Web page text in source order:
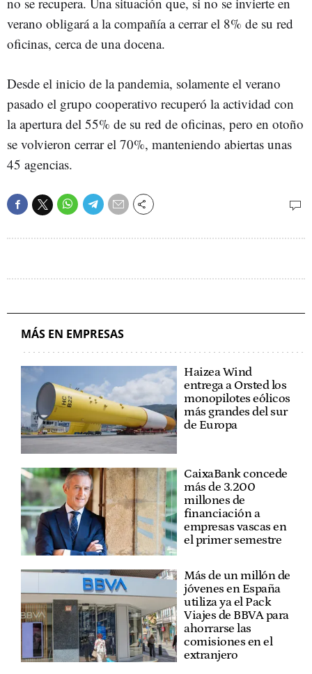
verano obligará a la compañía a cerrar el 8% de su red
oficinas, cerca de una docena.
Desde el inicio de la pandemia, solamente el verano
pasado el grupo cooperativo recuperó la actividad con
la apertura del 55% de su red de oficinas, pero en otoño
se volvieron cerrar el 70%, manteniendo abiertas unas
45 agencias.
MÁS EN EMPRESAS
Haizea Wind
entrega a Orsted los
monopilotes eólicos
más grandes del sur
de Europa
CaixaBank concede
más de 3.200
millones de
financiación a
empresas vascas en
el primer semestre
Más de un millón de
jóvenes en España
utiliza ya el Pack
Viajes de BBVA para
ahorrarse las
comisiones en el
extranjero